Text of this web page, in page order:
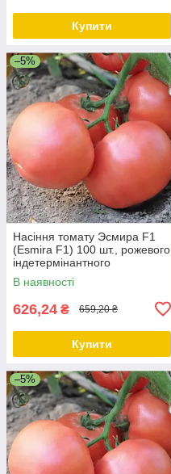
Купити
–5%
Насіння томату Эсмира F1
(Esmira F1) 100 шт., рожевого
індетермінантного
(високорослого)
В наявності
626,24 ₴ 659,20 ₴
Купити
–5%